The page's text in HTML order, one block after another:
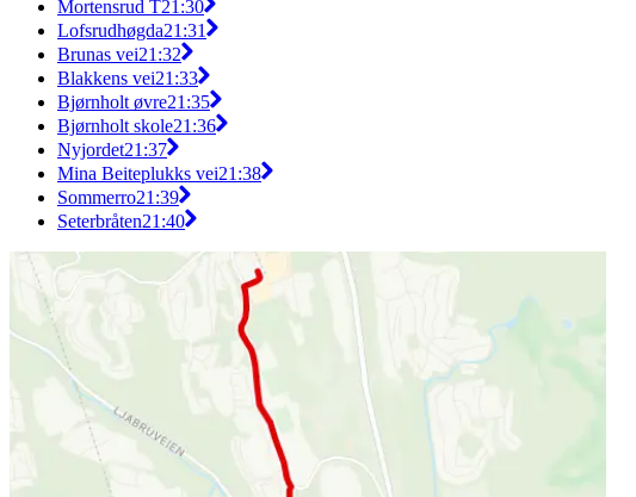
Mortensrud T21:30
Lofsrudhøgda21:31
Brunas vei21:32
Blakkens vei21:33
Bjørnholt øvre21:35
Bjørnholt skole21:36
Nyjordet21:37
Mina Beiteplukks vei21:38
Sommerro21:39
Seterbråten21:40